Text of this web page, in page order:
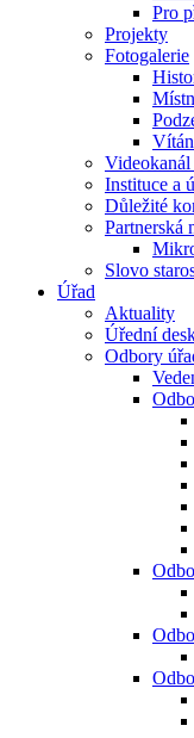
Pro
Projekty
Fotogalerie
Videokanál
Instituce a
Důležité
Partnerská
Slovo
Úřad
Aktuality
Úřední
Odbory